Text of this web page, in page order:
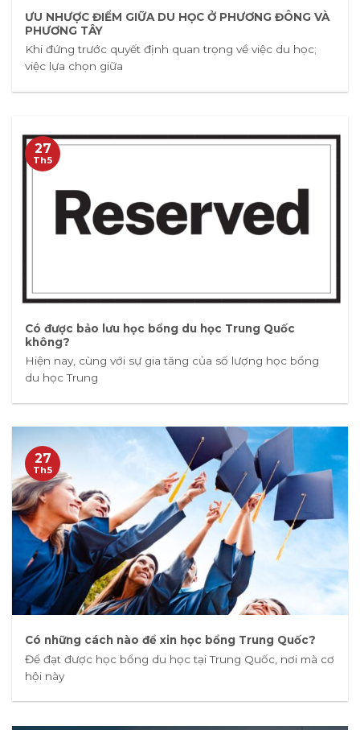
ƯU NHƯỢC ĐIỂM GIỮA DU HỌC Ở PHƯƠNG ĐÔNG VÀ
PHƯƠNG TÂY
Khi đứng trước quyết định quan trọng về việc du học;
việc lựa chọn giữa
Có được bảo lưu học bổng du học Trung Quốc
không?
Hiện nay, cùng với sự gia tăng của số lượng học bổng
du học Trung
27
Th5
Có những cách nào để xin học bổng Trung Quốc?
Để đạt được học bổng du học tại Trung Quốc, nơi mà cơ
hội này
27
Th5